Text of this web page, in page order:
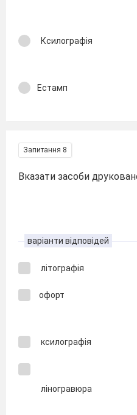
Ксилографія
Естамп
Запитання 8
Вказати засоби
варіанти відповідей
літографія
офорт
ксилографія
ліногравюра